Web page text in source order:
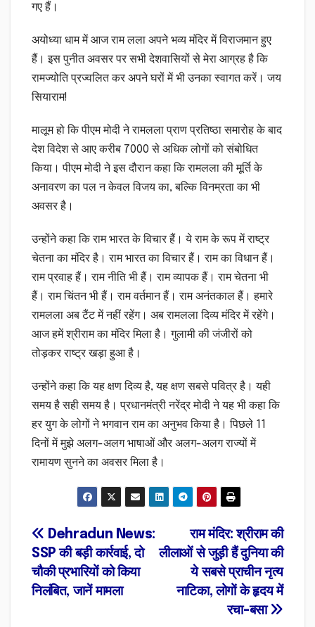
गए हैं।
अयोध्या धाम में आज राम लला अपने भव्य मंदिर में विराजमान हुए
हैं। इस पुनीत अवसर पर सभी देशवासियों से मेरा आग्रह है कि
रामज्योति प्रज्वलित कर अपने घरों में भी उनका स्वागत करें। जय
सियाराम!
मालूम हो कि पीएम मोदी ने रामलला प्राण प्रतिष्ठा समारोह के बाद
देश विदेश से आए करीब 7000 से अधिक लोगों को संबोधित
किया। पीएम मोदी ने इस दौरान कहा कि रामलला की मूर्ति के
अनावरण का पल न केवल विजय का, बल्कि विनम्रता का भी
अवसर है।
उन्होंने कहा कि राम भारत के विचार हैं। ये राम के रूप में राष्ट्र
चेतना का मंदिर है। राम भारत का विचार हैं। राम का विधान हैं।
राम प्रवाह हैं। राम नीति भी हैं। राम व्यापक हैं। राम चेतना भी
हैं। राम चिंतन भी हैं। राम वर्तमान हैं। राम अनंतकाल हैं। हमारे
रामलला अब टैंट में नहीं रहेंग। अब रामलला दिव्य मंदिर में रहेंगे।
आज हमें श्रीराम का मंदिर मिला है। गुलामी की जंजीरों को
तोड़कर राष्ट्र खड़ा हुआ है।
उन्होंने कहा कि यह क्षण दिव्य है, यह क्षण सबसे पवित्र है। यही
समय है सही समय है। प्रधानमंत्री नरेंद्र मोदी ने यह भी कहा कि
हर युग के लोगों ने भगवान राम का अनुभव किया है। पिछले 11
दिनों में मुझे अलग-अलग भाषाओं और अलग-अलग राज्यों में
रामायण सुनने का अवसर मिला है।
Post
navigation
राम मंदिर: श्रीराम की
लीलाओं से जुड़ी हैं दुनिया की
ये सबसे प्राचीन नृत्य
नाटिका, लोगों के हृदय में
रचा-बसा
Dehradun News:
SSP की बड़ी कार्रवाई, दो
चौकी प्रभारियों को किया
निलंबित, जानें मामला